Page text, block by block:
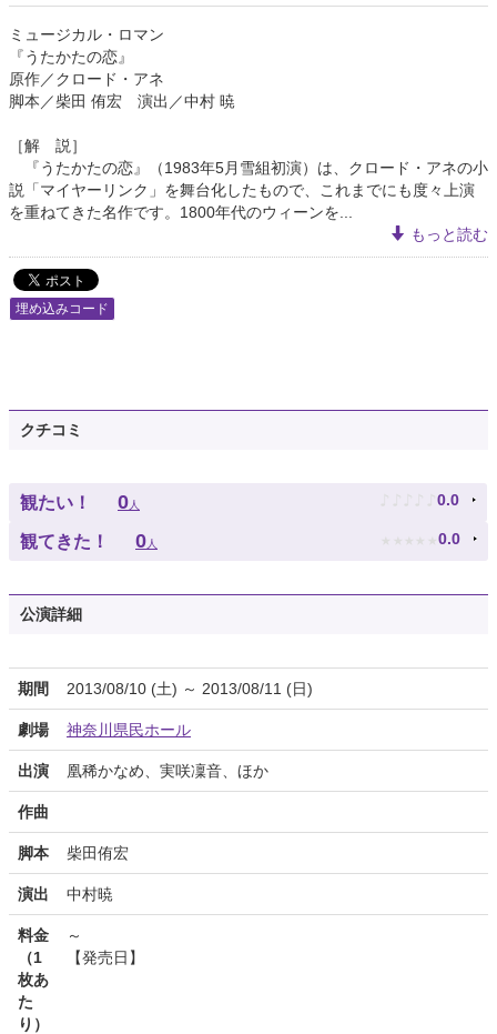
ミュージカル・ロマン
『うたかたの恋』
原作／クロード・アネ
脚本／柴田 侑宏 演出／中村 暁
［解 説］
『うたかたの恋』（1983年5月雪組初演）は、クロード・アネの小
説「マイヤーリンク」を舞台化したもので、これまでにも度々上演
を重ねてきた名作です。1800年代のウィーンを...
もっと読む
埋め込みコード
クチコミ
観たい！ 0人 ♪ ♪ ♪ ♪ ♪ 0.0
観てきた！ 0人 ★ ★ ★ ★ ★ 0.0
公演詳細
期間 2013/08/10 (土) ～ 2013/08/11 (日)
劇場 神奈川県民ホール
出演 凰稀かなめ、実咲凜音、ほか
作曲
脚本 柴田侑宏
演出 中村暁
料金
（1
枚あ
た
り）
～
【発売日】